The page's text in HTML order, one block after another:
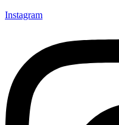
Instagram